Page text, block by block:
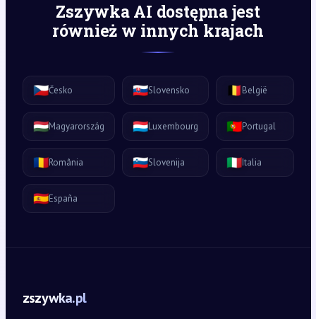
Zszywka AI dostępna jest
również w innych krajach
🇨🇿Česko 🇸🇰Slovensko 🇧🇪België
🇭🇺Magyarország 🇱🇺Luxembourg 🇵🇹Portugal
🇷🇴România 🇸🇮Slovenija 🇮🇹Italia
🇪🇸España
zszywka.pl